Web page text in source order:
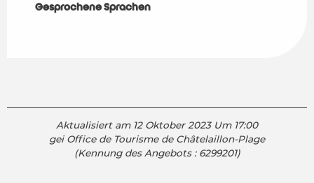
Gesprochene Sprachen
Gesprochene Sprachen
Aktualisiert am 12 Oktober 2023 Um 17:00
gei Office de Tourisme de Châtelaillon-Plage
(Kennung des Angebots : 6299201)